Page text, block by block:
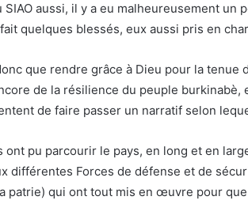
SIAO aussi, il y a eu malheureusement un
quelques blessés, eux aussi pris en
que rendre grâce à Dieu pour la
de la résilience du peuple burkinabè,
de faire passer un narratif selon
ont pu parcourir le pays, en long et en
différentes Forces de défense et de
patrie) qui ont tout mis en œuvre pour